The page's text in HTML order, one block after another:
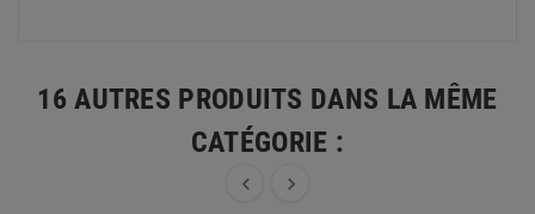
16 AUTRES PRODUITS DANS LA MÊME
CATÉGORIE :
 